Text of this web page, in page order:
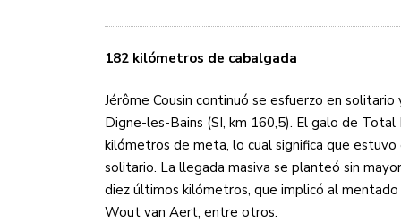
182 kilómetros de cabalgada
Jérôme Cousin continuó se esfuerzo en solitario
Digne-les-Bains (SI, km 160,5). El galo de
kilómetros de meta, lo cual significa que
solitario. La llegada masiva se planteó sin
diez últimos kilómetros, que implicó al
Wout van Aert, entre otros.